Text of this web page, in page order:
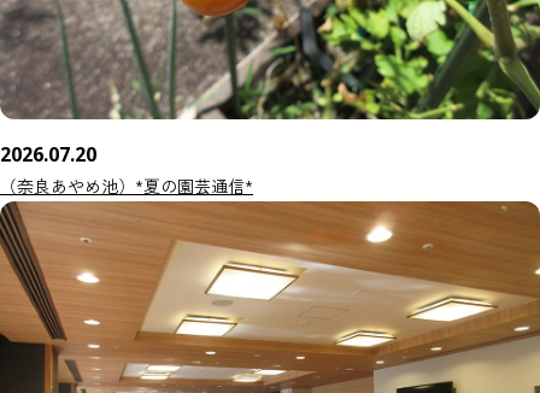
2026.07.20
（奈良あやめ池）*夏の園芸通信*